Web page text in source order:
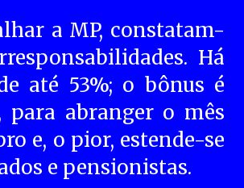
a MP, constatam-
Há
até 53%; o bônus é
para abranger o mês
e, o pior, estende-se
e pensionistas.